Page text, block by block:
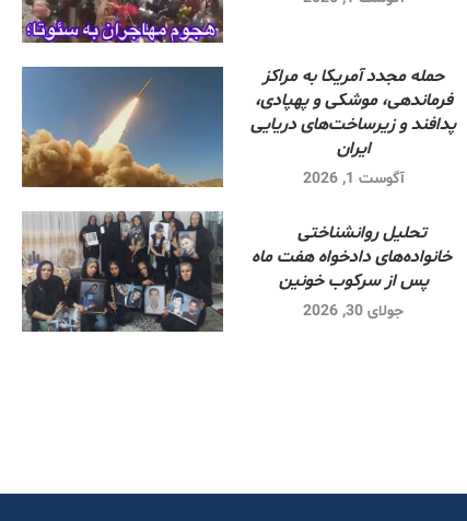
حمله مجدد آمریکا به مراکز
فرماندهی، موشکی و پهپادی،
پدافند و زیرساخت‌های دریایی
ایران
آگوست 1, 2026
تحلیل روانشناختی
خانواده‌های دادخواه هفت ماه
پس از سرکوب خونین
جولای 30, 2026